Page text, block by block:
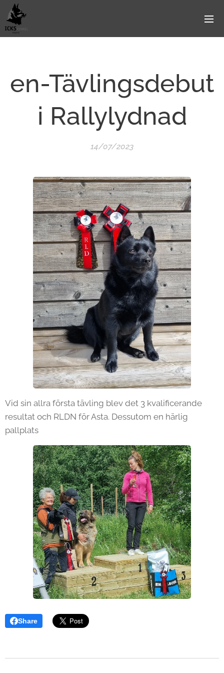
en-Tävlingsdebut
i Rallylydnad
14/07/2023
Vid sin allra första tävling blev det 3 kvalificerande
resultat och RLDN för Asta. Dessutom en härlig
pallplats
Share